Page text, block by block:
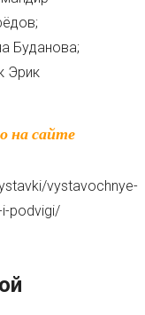
Буданова;
Эрик
vystavochnye-
podvigi/